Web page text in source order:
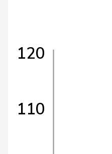
110
120